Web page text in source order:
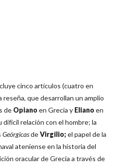
cinco artículos (cuatro en
reseña, que desarrollan un amplio
de Opianoen Grecia y Elianoen
difícil relación con el hombre; la
GeórgicasdeVirgilio;el papel de la
ateniense en la historia del
oracular de Grecia a través de